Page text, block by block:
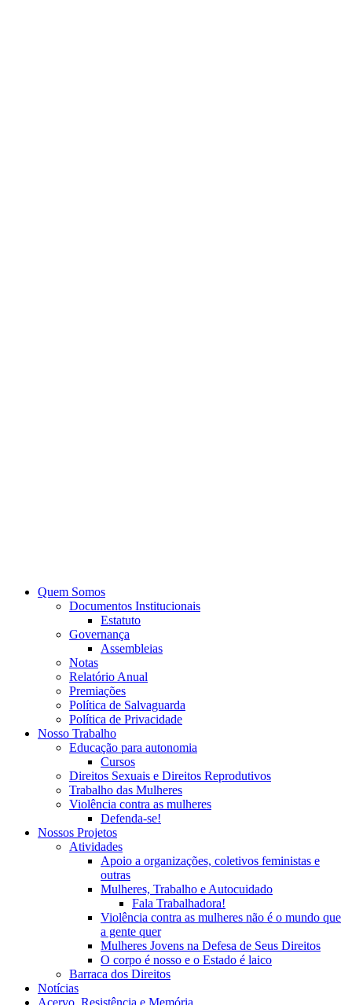
Quem Somos
Documentos Institucionais
Estatuto
Governança
Assembleias
Notas
Relatório Anual
Premiações
Política de Salvaguarda
Política de Privacidade
Nosso Trabalho
Educação para autonomia
Cursos
Direitos Sexuais e Direitos Reprodutivos
Trabalho das Mulheres
Violência contra as mulheres
Defenda-se!
Nossos Projetos
Atividades
Apoio a organizações, coletivos feministas e
outras
Mulheres, Trabalho e Autocuidado
Fala Trabalhadora!
Violência contra as mulheres não é o mundo que
a gente quer
Mulheres Jovens na Defesa de Seus Direitos
O corpo é nosso e o Estado é laico
Barraca dos Direitos
Notícias
Acervo, Resistência e Memória